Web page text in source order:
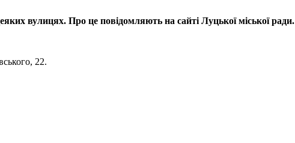
вулицях. Про це повідомляють на сайті Луцької міської ради.
22.